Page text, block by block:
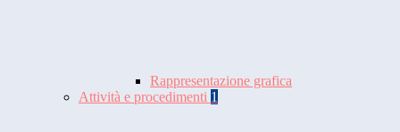
Rappresentazione grafica
Attività e procedimenti 1